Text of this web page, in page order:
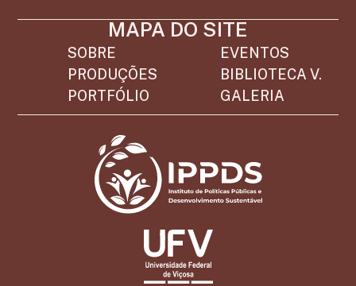
MAPA DO SITE
SOBRE
PRODUÇÕES
PORTFÓLIO
EVENTOS
BIBLIOTECA V.
GALERIA